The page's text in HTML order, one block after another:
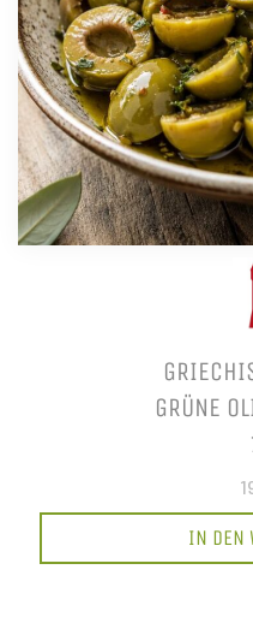
GRÜNE
IN DEN